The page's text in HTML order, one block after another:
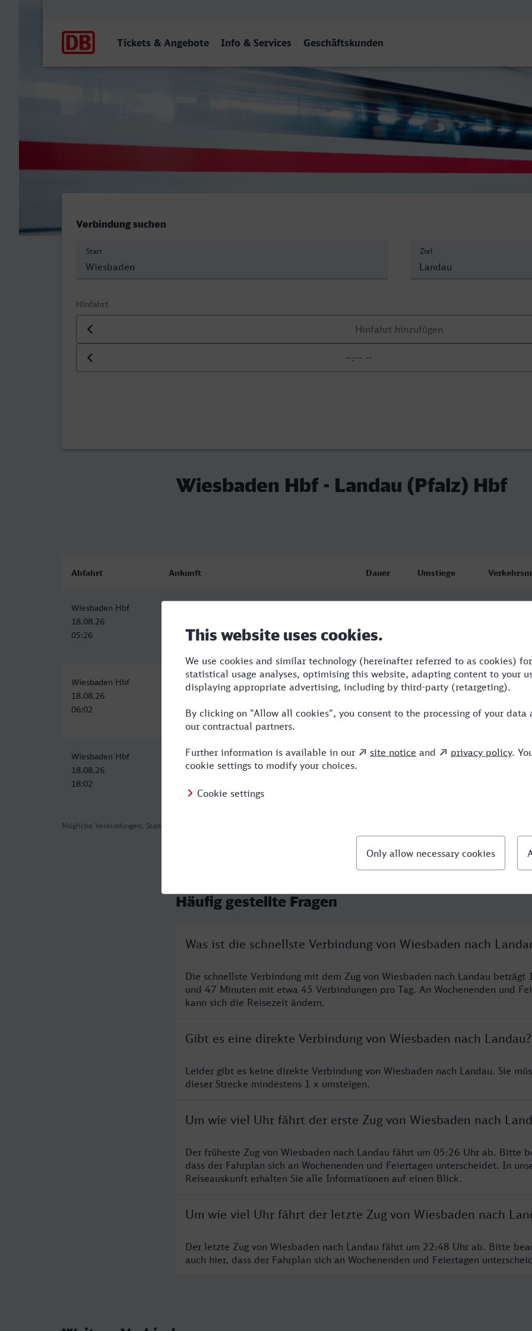
Tickets & Angebote Info & Services Geschäftskunden
Wiesbaden Hbf - Landau (Pfalz) Hbf
Verbindung suchen
Start Ziel
Hinfahrt
Datum der Hinfahrt
Uhrzeit der Hinfahrt
Wiesbaden Hbf - Landau (Pfalz) Hbf
Mögliche Verbindungen, Stand: 2026-08-04 04:14
Abfahrt Ankunft Dauer Umstiege
Wiesbaden Hbf
18.08.26
05:26
07:13
Wiesbaden Hbf
18.08.26
06:02
Landau (Pfalz) Hbf
18.08.26
08:19
2:17 3
Wiesbaden Hbf
18.08.26
18:02
Hauptbahnhof, Landau in der Pfalz
18.08.26
2:54 3
Häufig gestellte Fragen
Was ist die schnellste Verbindung von Wiesbaden nach
Die schnellste Verbindung mit dem Zug von Wiesbaden nach Landau beträgt
und 47 Minuten mit etwa 45 Verbindungen pro Tag. An Wochenenden und
kann sich die Reisezeit ändern.
Gibt es eine direkte Verbindung von Wiesbaden nach Landau?
Leider gibt es keine direkte Verbindung von Wiesbaden nach Landau. Sie
dieser Strecke mindestens 1 x umsteigen.
Um wie viel Uhr fährt der erste Zug von Wiesbaden nach
Der früheste Zug von Wiesbaden nach Landau fährt um 05:26 Uhr ab. Bitte
dass der Fahrplan sich an Wochenenden und Feiertagen unterscheidet. In
Reiseauskunft erhalten Sie alle Informationen auf einen Blick.
Um wie viel Uhr fährt der letzte Zug von Wiesbaden nach
Der letzte Zug von Wiesbaden nach Landau fährt um 22:48 Uhr ab. Bitte
auch hier, dass der Fahrplan sich an Wochenenden und Feiertagen